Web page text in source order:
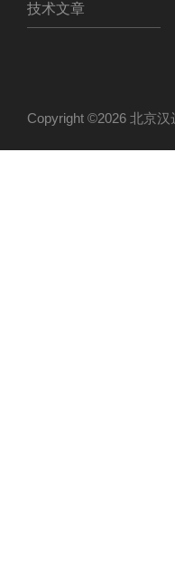
技术文章
Copyright ©2026 北京